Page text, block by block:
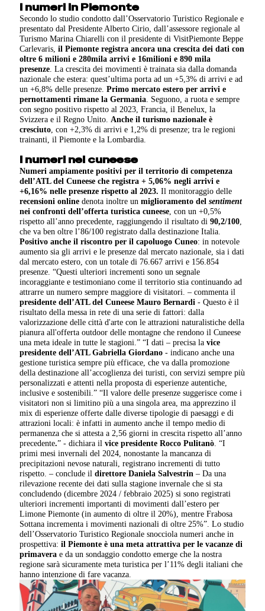
I numeri in Piemonte
Secondo lo studio condotto dall’Osservatorio Turistico Regionale e
presentato dal Presidente Alberto Cirio, dall’assessore regionale al
Turismo Marina Chiarelli con il presidente di VisitPiemonte Beppe
Carlevaris, il Piemonte registra ancora una crescita dei dati con
oltre 6 milioni e 280mila arrivi e 16milioni e 890 mila
presenze . La crescita dei movimenti è trainata sia dalla domanda
nazionale che estera: quest’ultima porta ad un +5,3% di arrivi e ad
un +6,8% delle presenze.Primo mercato estero per arrivi e
pernottamenti rimane la Germania . Seguono, a ruota e sempre
con segno positivo rispetto al 2023, Francia, il Benelux, la
Svizzera e il Regno Unito. Anche il turismo nazionale è
cresciuto , con +2,3% di arrivi e 1,2% di presenze; tra le regioni
trainanti, il Piemonte e la Lombardia.
I numeri nel cuneese
Numeri ampiamente positivi per il territorio di competenza
dell’ATL del Cuneese che registra + 5,06% negli arrivi e
+6,16% nelle presenze rispetto al 2023.Il monitoraggio delle
recensioni online denota inoltre unmiglioramento delsentiment
nei confronti dell’offerta turistica cuneese , con un +0,5%
rispetto all’anno precedente, raggiungendo il risultato di90,2/100
che va ben oltre l’86/100 registrato dalla destinazione Italia.
Positivo anche il riscontro per il capoluogo Cuneo: in notevole
aumento sia gli arrivi e le presenze dal mercato nazionale, sia i dati
dal mercato estero, con un totale di 76.667 arrivi e 156.854
presenze. “Questi ulteriori incrementi sono un segnale
incoraggiante e testimoniano come il territorio stia continuando ad
attrarre un numero sempre maggiore di visitatori. – commenta il
presidente dell’ATL del Cuneese Mauro Bernardi - Questo è il
risultato della messa in rete di una serie di fattori: dalla
valorizzazione delle città d'arte con le attrazioni naturalistiche della
pianura all'offerta outdoor delle montagne che rendono il Cuneese
una meta ideale in tutte le stagioni.” “I dati – precisa lavice
presidente dell’ATL Gabriella Giordano - indicano anche una
gestione turistica sempre più efficace, che va dalla promozione
della destinazione all’accoglienza dei turisti, con servizi sempre più
personalizzati e attenti nella proposta di esperienze autentiche,
inclusive e sostenibili.” “Il valore delle presenze suggerisce come i
visitatori non si limitino più a una singola area, ma apprezzino il
mix di esperienze offerte dalle diverse tipologie di paesaggi e di
attrazioni locali: è infatti in aumento anche il tempo medio di
permanenza che si attesta a 2,56 giorni in crescita rispetto all’anno
precedente.” - dichiara ilvice presidente Rocco Pulitanò . “I
primi mesi invernali del 2024, nonostante la mancanza di
precipitazioni nevose naturali, registrano incrementi di tutto
rispetto. – conclude ildirettore Daniela Salvestrin – Da una
rilevazione recente dei dati sulla stagione invernale che si sta
concludendo (dicembre 2024 / febbraio 2025) si sono registrati
ulteriori incrementi importanti di movimenti dall’estero per
Limone Piemonte (in aumento di oltre il 20%), mentre Frabosa
Sottana incrementa i movimenti nazionali di oltre 25%”. Lo studio
dell’Osservatorio Turistico Regionale snocciola numeri anche in
prospettiva:il Piemonte è una meta attrattiva per le vacanze di
primaverae da un sondaggio condotto emerge che la nostra
regione sarà sicuramente meta turistica per l’11% degli italiani che
hanno intenzione di fare vacanza.